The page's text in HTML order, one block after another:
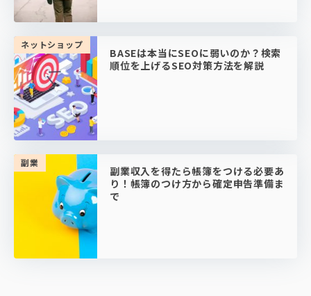
ネットショップ
BASEは本当にSEOに弱いのか？検索
順位を上げるSEO対策方法を解説
副業
副業収入を得たら帳簿をつける必要あ
り！帳簿のつけ方から確定申告準備ま
で